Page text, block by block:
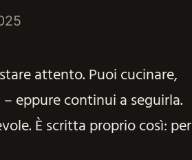
attento. Puoi cucinare,
eppure continui a seguirla.
È scritta proprio così: per